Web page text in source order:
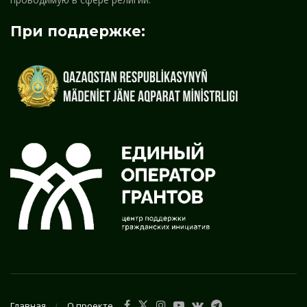
При поддержке: